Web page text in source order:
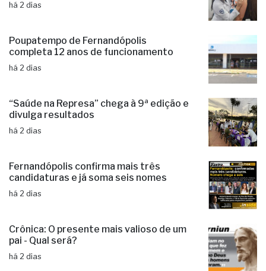
há 2 dias
Poupatempo de Fernandópolis
completa 12 anos de funcionamento
há 2 dias
“Saúde na Represa” chega à 9ª edição e
divulga resultados
há 2 dias
Fernandópolis confirma mais três
candidaturas e já soma seis nomes
há 2 dias
Crônica: O presente mais valioso de um
pai - Qual será?
há 2 dias